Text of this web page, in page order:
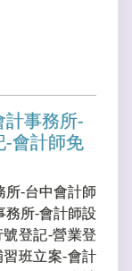
計事務所-
-會計師免
所-台中會計師
務所-會計師設
登記-營業登
班立案-會計